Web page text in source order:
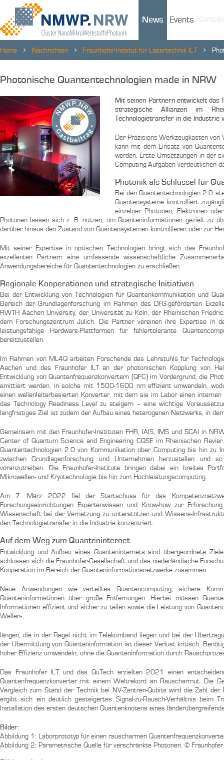
News Events
Home Nachrichten Fraunhofer-Institut für Lasertechnik ILT
Photonische Quantentechnologien made in NRW
Mit seinen Partnern entwickelt das
strategische Allianzen im
Technologietransfer in die Industrie
Der Präzisions-Werkzeugkasten
kann mit dem Einsatz von
werden. Erste Umsetzungen in der
Computing-Aufgaben verdeutlichen
Photonik als Schlüssel für
Bei den Quantentechnologien 2.0
Quantensysteme kontrolliert
einzelner Photonen, Elektronen
Photonen lassen sich z. B. nutzen, um Quanteninformationen gezielt zu
darüber hinaus den Zustand von Quantensystemen kontrollieren oder zur
Mit seiner Expertise in optischen Technologien bringt sich das
exzellenten Partnern eine umfassende wissenschaftliche
Anwendungsbereiche für Quantentechnologien zu erschließen.
Regionale Kooperationen und strategische Initiativen
Bei der Entwicklung von Technologien für Quantenkommunikation und
Bereich der Grundlagenforschung im Rahmen des DFG-geförderten
RWTH Aachen University, der Universität zu Köln, der Rheinischen
dem Forschungszentrum Jülich. Die Partner vereinen ihre Expertise in
leistungsfähige Hardware-Plattformen für fehlertolerante
bereitzustellen.
Im Rahmen von ML4Q arbeiten Forschende des Lehrstuhls für
Aachen und des Fraunhofer ILT an der photonischen Kopplung von
Entwicklung von Quantenfrequenzkonvertern (QFC) im Vordergrund, die
emittiert werden, in solche mit 1500-1600 nm effizient umwandeln,
einen wellenleiterbasierten Konverter, mit dem sie im Labor einen
das Technology Readiness Level zu steigern – eine wichtige
langfristiges Ziel ist zudem der Aufbau eines heterogenen Netzwerks, in
Gemeinsam mit den Fraunhofer-Instituten FHR, IAIS, IMS und SCAI in
Center of Quantum Science and Engineering CQSE im Rheinischen
Quantentechnologien 2.0 von Kommunikation über Computing bis hin zu
zwischen Grundlagenforschung und Unternehmen herzustellen und
voranzutreiben. Die Fraunhofer-Institute bringen dabei ein breites
Mikrowellen- und Kryotechnologie bis hin zum Hochleistungscomputing.
Am 7. März 2022 fiel der Startschuss für das
Forschungseinrichtungen Expertenwissen und Know-how zur
Wissenschaft bei der Vernetzung zu unterstützen und Wissens-
den Technologietransfer in die Industrie konzentriert.
Auf dem Weg zum Quanteninternet
Entwicklung und Aufbau eines Quanteninternets sind übergeordnete
schlossen sich die Fraunhofer-Gesellschaft und das niederländische
Kooperation im Bereich der Quanteninformationsnetzwerke zusammen.
Neue Anwendungen wie verteiltes Quantencomputing, sichere
Quanteninformationen über große Entfernungen. Hierbei müssen
Informationen effizient und sicher zu teilen sowie die Leistung von
Wellen-
längen, die in der Regel nicht im Telekomband liegen und bei der
der Übermittlung von Quanteninformation ist dieser Verlust kritisch.
hoher Effizienz umwandeln, ohne die Quanteninformation durch
Das Fraunhofer ILT und das QuTech erzielten 2021 einen
Quantenfrequenzkonverter mit einem Weltrekord an Rauscharmut. Die
Vergleich zum Stand der Technik bei NV-Zentren-Qubits wird die Zahl
ergibt sich ein deutlich gesteigertes Signal-zu-Rausch-Verhältnis beim
Installation des ersten deutschen Quantenknotens eines
Bilder:
Abbildung 1: Laborprototyp für einen rauscharmen
Abbildung 2: Parametrische Quelle für verschränkte Photonen. ©